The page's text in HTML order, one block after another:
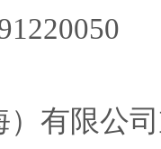
）有限公